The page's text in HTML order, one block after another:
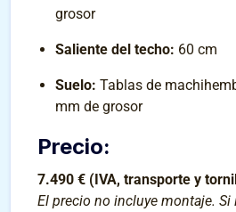
grosor
Saliente del techo: 60 cm
Suelo: Tablas de
mm de grosor
Precio:
7.490 € (IVA, transporte y
El precio no incluye montaje. Si